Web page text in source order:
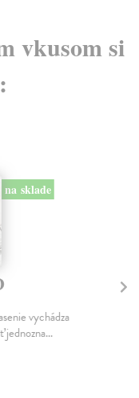
vkusom si
na sklade
vychádza
jednozna...